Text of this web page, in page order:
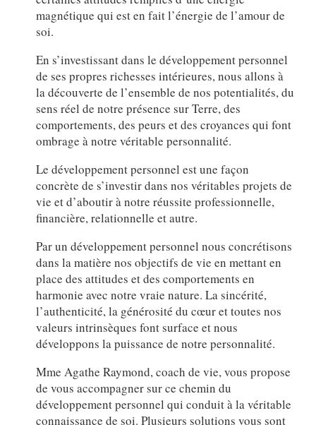
magnétique qui est en fait l’énergie de l’amour de
soi.
En s’investissant dans le développement personnel
de ses propres richesses intérieures, nous allons à
la découverte de l’ensemble de nos potentialités, du
sens réel de notre présence sur Terre, des
comportements, des peurs et des croyances qui font
ombrage à notre véritable personnalité.
Le développement personnel est une façon
concrète de s’investir dans nos véritables projets de
vie et d’aboutir à notre réussite professionnelle,
financière, relationnelle et autre.
Par un développement personnel nous concrétisons
dans la matière nos objectifs de vie en mettant en
place des attitudes et des comportements en
harmonie avec notre vraie nature. La sincérité,
l’authenticité, la générosité du cœur et toutes nos
valeurs intrinsèques font surface et nous
développons la puissance de notre personnalité.
Mme Agathe Raymond, coach de vie, vous propose
de vous accompagner sur ce chemin du
développement personnel qui conduit à la véritable
connaissance de soi. Plusieurs solutions vous sont